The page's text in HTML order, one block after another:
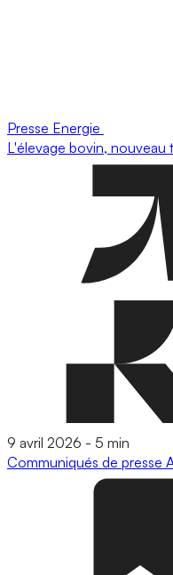
Presse Energie
L'élevage bovin, nouveau
9 avril 2026 - 5 min
Communiqués de presse